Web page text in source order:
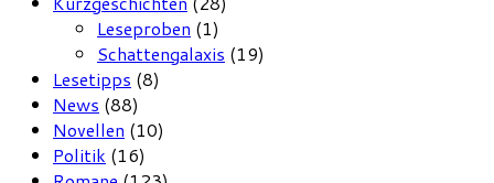
Leseproben (1)
Schattengalaxis (19)
Lesetipps (8)
News (88)
Novellen (10)
Politik (16)